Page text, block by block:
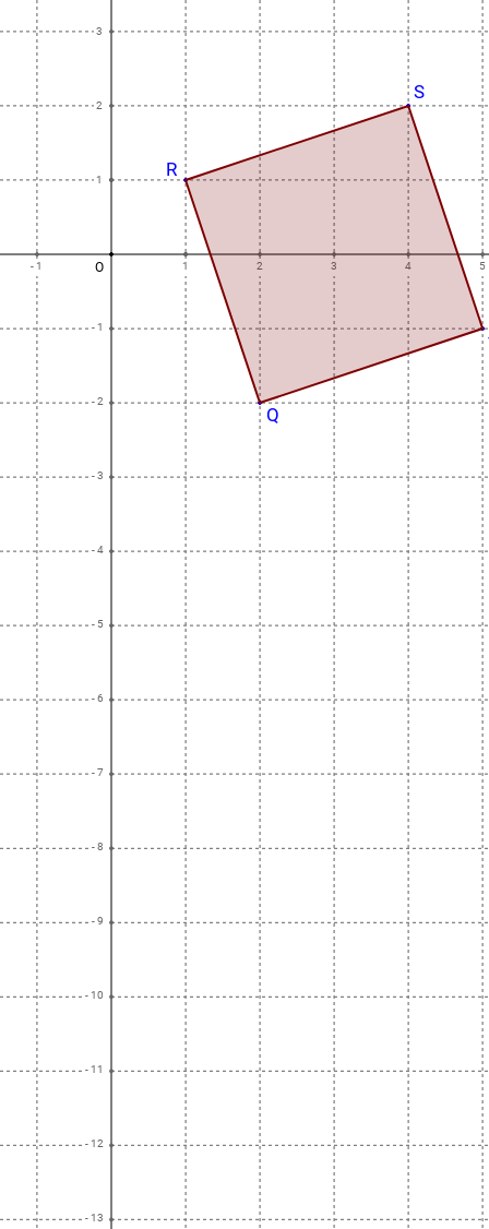
O 1 2 3 4 5
- 1
1
2
3
- 1
- 2
- 3
- 4
- 5
- 6
- 7
- 8
- 9
- 10
- 11
- 12
- 13
Q
R
S